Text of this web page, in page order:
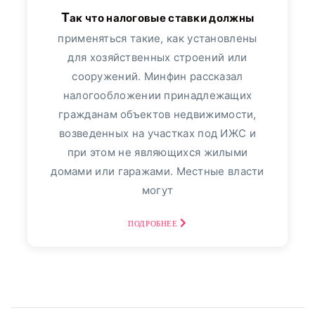
30август, 2025
Финансовый Совет На
30 Августа: Что Сказать,
Если В Банке
Спрашивают: «Откуда
просто о том, как повысить
Банк "ТРАСТ"
Пресс-релизы
Фото репортаж
Так что налоговые ставки должны
применяться такие, как установлены
для хозяйственных строений или
сооружений. Минфин рассказал
налогообложении принадлежащих
гражданам объектов недвижимости,
возведенных на участках под ИЖС и
при этом не являющихся жилыми
домами или гаражами. Местные власти
могут
ПОДРОБНЕЕ